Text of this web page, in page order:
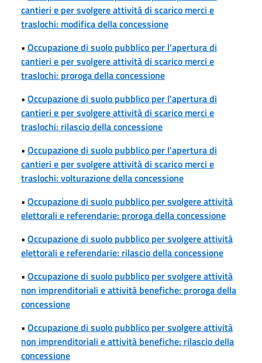
cantieri e per svolgere attività di scarico merci e
traslochi: modifica della concessione
• Occupazione di suolo pubblico per l'apertura di
cantieri e per svolgere attività di scarico merci e
traslochi: proroga della concessione
• Occupazione di suolo pubblico per l'apertura di
cantieri e per svolgere attività di scarico merci e
traslochi: rilascio della concessione
• Occupazione di suolo pubblico per l'apertura di
cantieri e per svolgere attività di scarico merci e
traslochi: volturazione della concessione
• Occupazione di suolo pubblico per svolgere attività
elettorali e referendarie: proroga della concessione
• Occupazione di suolo pubblico per svolgere attività
elettorali e referendarie: rilascio della concessione
• Occupazione di suolo pubblico per svolgere attività
non imprenditoriali e attività benefiche: proroga della
concessione
• Occupazione di suolo pubblico per svolgere attività
non imprenditoriali e attività benefiche: rilascio della
concessione